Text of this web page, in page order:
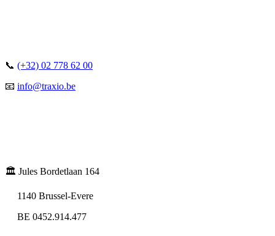
📞 (+32) 02 778 62 00
📧 info@traxio.be
🏛️ Jules Bordetlaan 164
1140 Brussel-Evere
BE 0452.914.477